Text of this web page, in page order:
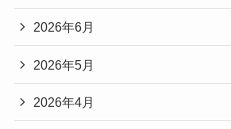
2026年6月
2026年5月
2026年4月